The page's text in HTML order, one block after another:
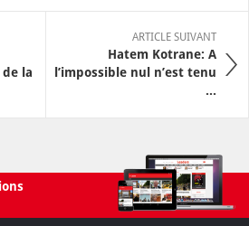
de la
ARTICLE SUIVANT
Hatem Kotrane: A
l’impossible nul n’est tenu
...